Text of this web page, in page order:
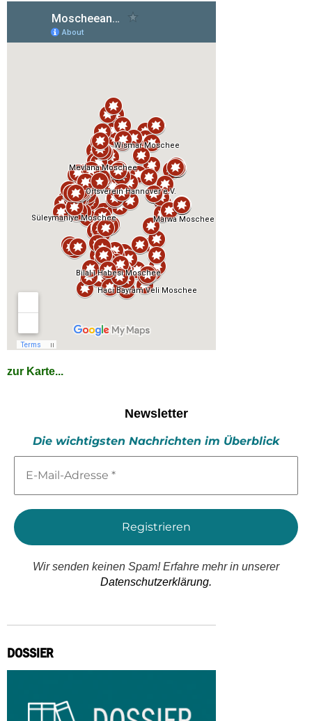
zur Karte...
Newsletter
Die wichtigsten Nachrichten im Überblick
Mail-
*
Wir senden keinen Spam! Erfahre mehr in unserer
Datenschutzerklärung.
DOSSIER